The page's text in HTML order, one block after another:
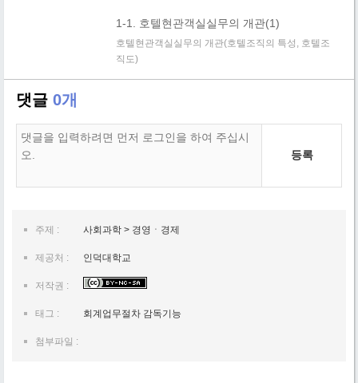
1-1. 호텔현관객실실무의 개관(1)
호텔현관객실실무의 개관(호텔조직의 특성, 호텔조
직도)
댓글 0개
등록
주제 : 사회과학 > 경영ㆍ경제
제공처 : 인덕대학교
저작권 :
태그 : 회계업무절차 감독기능
첨부파일 :